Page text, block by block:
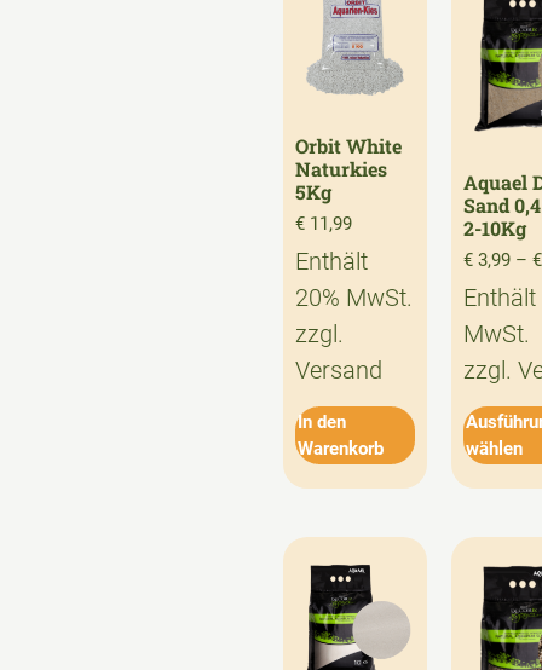
Orbit White
Naturkies
5Kg
€ 11,99
Enthält
20% MwSt.
zzgl.
Versand
In den
Warenkorb
Aquael
Sand
2-10Kg
€ 3,99 – €
Enthält
MwSt.
zzgl.
wählen